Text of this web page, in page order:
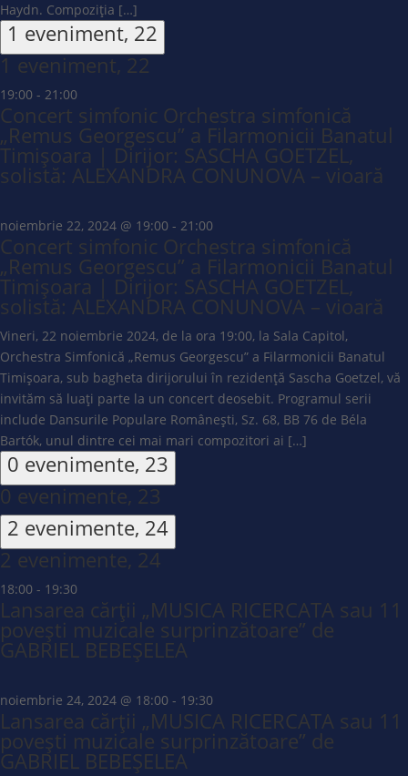
Haydn. Compoziția […]
1 eveniment, 22
1 eveniment, 22
19:00 - 21:00
Concert simfonic Orchestra simfonică
„Remus Georgescu” a Filarmonicii Banatul
Timișoara | Dirijor: SASCHA GOETZEL,
solistă: ALEXANDRA CONUNOVA – vioară
noiembrie 22, 2024 @ 19:00 - 21:00
Concert simfonic Orchestra simfonică
„Remus Georgescu” a Filarmonicii Banatul
Timișoara | Dirijor: SASCHA GOETZEL,
solistă: ALEXANDRA CONUNOVA – vioară
Vineri, 22 noiembrie 2024, de la ora 19:00, la Sala Capitol,
Orchestra Simfonică „Remus Georgescu” a Filarmonicii Banatul
Timișoara, sub bagheta dirijorului în rezidență Sascha Goetzel, vă
invităm să luați parte la un concert deosebit. Programul serii
include Dansurile Populare Românești, Sz. 68, BB 76 de Béla
Bartók, unul dintre cei mai mari compozitori ai […]
0 evenimente, 23
0 evenimente, 23
2 evenimente, 24
2 evenimente, 24
18:00 - 19:30
Lansarea cărții „MUSICA RICERCATA sau 11
povești muzicale surprinzătoare” de
GABRIEL BEBEȘELEA
noiembrie 24, 2024 @ 18:00 - 19:30
Lansarea cărții „MUSICA RICERCATA sau 11
povești muzicale surprinzătoare” de
GABRIEL BEBEȘELEA